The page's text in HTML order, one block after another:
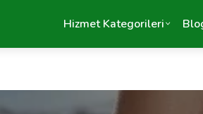
Hizmet Kategorileri